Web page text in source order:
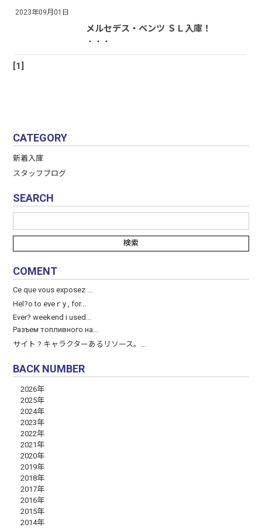
メルセデス・ベンツ ＳＬ入庫！
・・・
2023年09月01日
[1]
CATEGORY
新着入庫
スタッフブログ
SEARCH
COMENT
Ce que vous exposez ...
Hel?o to eveｒy , for...
Ever? weekend і used...
Разъем топливного на...
サイト ? キャラクターあるリソース。...
BACK NUMBER
2026年
2025年
2024年
2023年
2022年
2021年
2020年
2019年
2018年
2017年
2016年
2015年
2014年